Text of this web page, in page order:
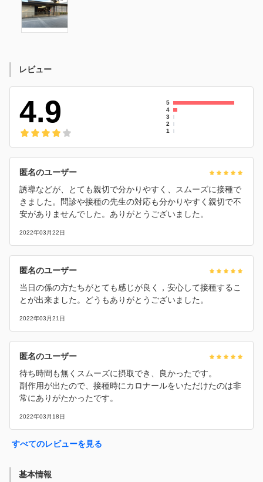
レビュー
4.9
5
4
3
2
1
匿名のユーザー
誘導などが、とても親切で分かりやすく、スムーズに接種で
きました。問診や接種の先生の対応も分かりやすく親切で不
安がありませんでした。ありがとうございました。
2022年03月22日
匿名のユーザー
当日の係の方たちがとても感じが良く，安心して接種するこ
とが出来ました。どうもありがとうございました。
2022年03月21日
匿名のユーザー
待ち時間も無くスムーズに摂取でき、良かったです。
副作用が出たので、接種時にカロナールをいただけたのは非
常にありがたかったです。
2022年03月18日
すべてのレビューを見る
基本情報